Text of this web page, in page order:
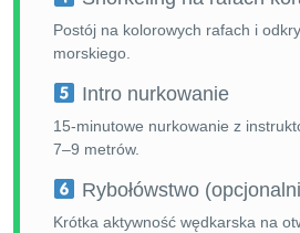
Postój na kolorowych rafach i
morskiego.
Intro nurkowanie
15-minutowe nurkowanie z
7–9 metrów.
Rybołówstwo
Krótka aktywność wędkarska na